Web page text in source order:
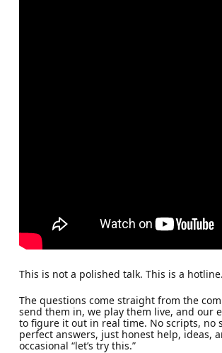
This is not a polished talk. This is a hotline.
The questions come straight from the
send them in, we play them live, and our
to figure it out in real time. No scripts, no
perfect answers, just honest help, ideas,
occasional “let’s try this.”